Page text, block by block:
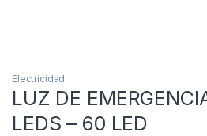
Electricidad
LUZ DE
LEDS – 60 LED